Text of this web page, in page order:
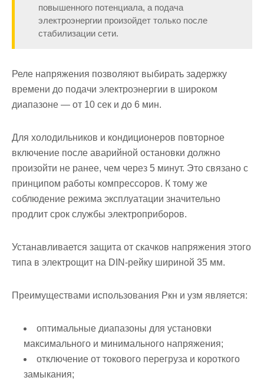
повышенного потенциала, а подача
электроэнергии произойдет только после
стабилизации сети.
Реле напряжения позволяют выбирать задержку
времени до подачи электроэнергии в широком
диапазоне — от 10 сек и до 6 мин.
Для холодильников и кондиционеров повторное
включение после аварийной остановки должно
произойти не ранее, чем через 5 минут. Это связано с
принципом работы компрессоров. К тому же
соблюдение режима эксплуатации значительно
продлит срок службы электроприборов.
Устанавливается защита от скачков напряжения этого
типа в электрощит на DIN-рейку шириной 35 мм.
Преимуществами использования Ркн и узм является:
оптимальные диапазоны для установки
максимального и минимального напряжения;
отключение от токового перегруза и короткого
замыкания;